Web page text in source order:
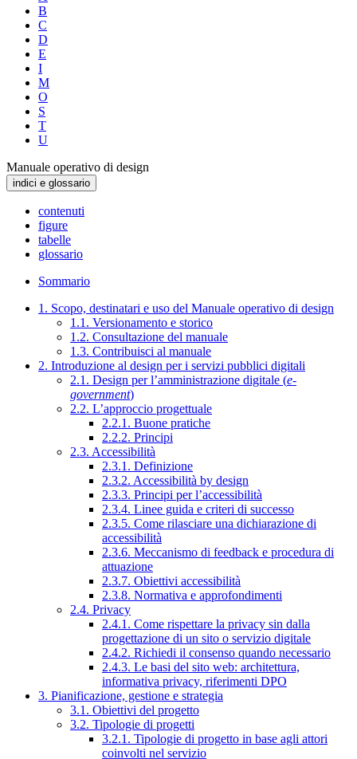
B
C
D
E
I
M
O
S
T
U
Manuale operativo di design
indici e glossario
contenuti
figure
tabelle
glossario
Sommario
1. Scopo, destinatari e uso del Manuale operativo di design
1.1. Versionamento e storico
1.2. Consultazione del manuale
1.3. Contribuisci al manuale
2. Introduzione al design per i servizi pubblici digitali
2.1. Design per l’amministrazione digitale (e-
government)
2.2. L’approccio progettuale
2.2.1. Buone pratiche
2.2.2. Principi
2.3. Accessibilità
2.3.1. Definizione
2.3.2. Accessibilità by design
2.3.3. Principi per l’accessibilità
2.3.4. Linee guida e criteri di successo
2.3.5. Come rilasciare una dichiarazione di
accessibilità
2.3.6. Meccanismo di feedback e procedura di
attuazione
2.3.7. Obiettivi accessibilità
2.3.8. Normativa e approfondimenti
2.4. Privacy
2.4.1. Come rispettare la privacy sin dalla
progettazione di un sito o servizio digitale
2.4.2. Richiedi il consenso quando necessario
2.4.3. Le basi del sito web: architettura,
informativa privacy, riferimenti DPO
3. Pianificazione, gestione e strategia
3.1. Obiettivi del progetto
3.2. Tipologie di progetti
3.2.1. Tipologie di progetto in base agli attori
coinvolti nel servizio